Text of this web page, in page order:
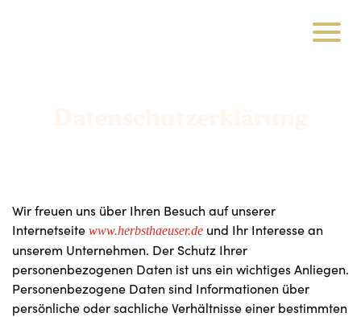
Wir freuen uns über Ihren Besuch auf unserer
Internetseite www.herbsthaeuser.de und Ihr Interesse an
unserem Unternehmen. Der Schutz Ihrer
personenbezogenen Daten ist uns ein wichtiges Anliegen.
Personenbezogene Daten sind Informationen über
persönliche oder sachliche Verhältnisse einer bestimmten